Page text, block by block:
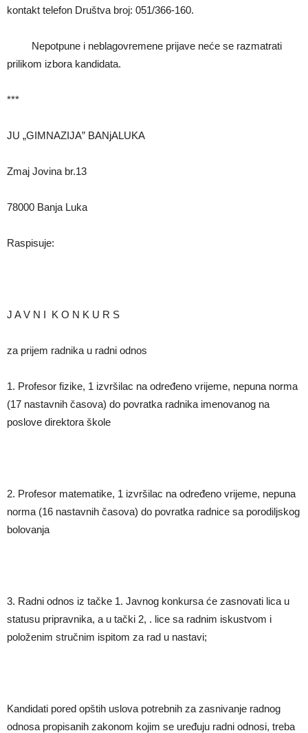
kontakt telefon Društva broj: 051/366-160.
Nepotpune i neblagovremene prijave neće se razmatrati
prilikom izbora kandidata.
***
JU „GIMNAZIJA” BANjALUKA
Zmaj Jovina br.13
78000 Banja Luka
Raspisuje:
J A V N I K O N K U R S
za prijem radnika u radni odnos
1. Profesor fizike, 1 izvršilac na određeno vrijeme, nepuna norma
(17 nastavnih časova) do povratka radnika imenovanog na
poslove direktora škole
2. Profesor matematike, 1 izvršilac na određeno vrijeme, nepuna
norma (16 nastavnih časova) do povratka radnice sa porodiljskog
bolovanja
3. Radni odnos iz tačke 1. Javnog konkursa će zasnovati lica u
statusu pripravnika, a u tački 2, . lice sa radnim iskustvom i
položenim stručnim ispitom za rad u nastavi;
Kandidati pored opštih uslova potrebnih za zasnivanje radnog
odnosa propisanih zakonom kojim se uređuju radni odnosi, treba